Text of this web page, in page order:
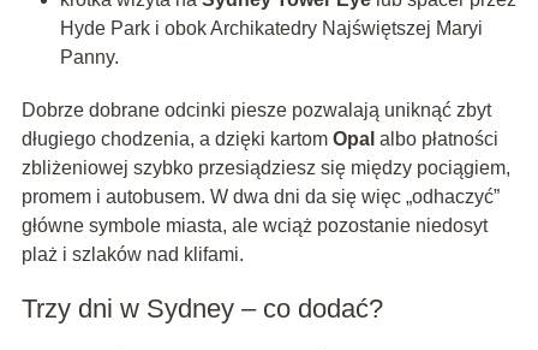
Hyde Park i obok Archikatedry Najświętszej Maryi
Panny.
Dobrze dobrane odcinki piesze pozwalają uniknąć zbyt
długiego chodzenia, a dzięki kartom Opal albo płatności
zbliżeniowej szybko przesiądziesz się między pociągiem,
promem i autobusem. W dwa dni da się więc „odhaczyć”
główne symbole miasta, ale wciąż pozostanie niedosyt
plaż i szlaków nad klifami.
Trzy dni w Sydney – co dodać?